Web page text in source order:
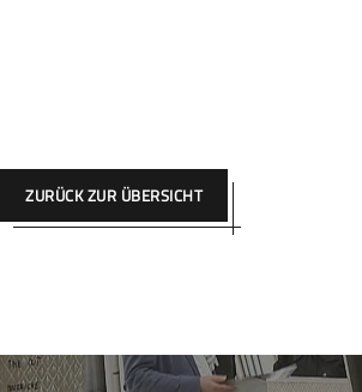
ZURÜCK ZUR ÜBERSICHT